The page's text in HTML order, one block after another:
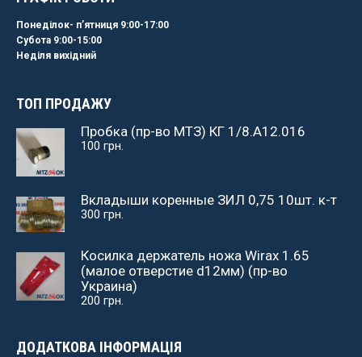
Понеділок- пʼятниця 9:00-17:00
Субота 9:00-15:00
Неділя вихідний
ТОП ПРОДАЖУ
Пробка (пр-во МТЗ) КГ 1/8.А12.016
100 грн.
Вкладыши коренные ЗИЛ 0,75 10шт. к-т
300 грн.
Косилка держатель ножа Wirax 1.65
(малое отверстие d12мм) (пр-во
Украина)
200 грн.
ДОДАТКОВА ІНФОРМАЦІЯ